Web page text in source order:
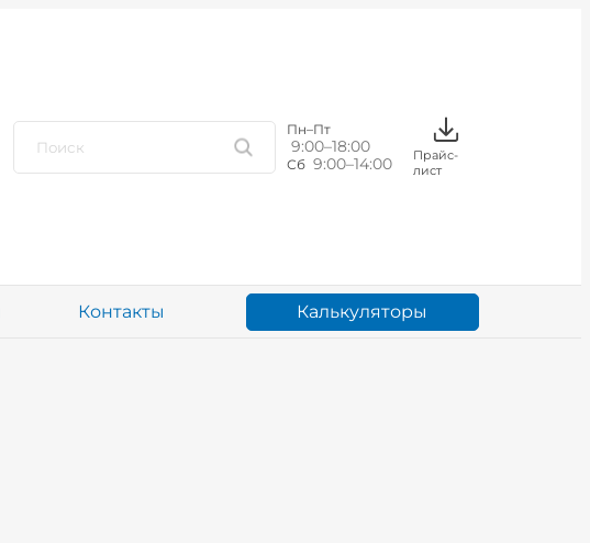
Пн–Пт
9:00–18:00
Сб 9:00–14:00
Прайс-
лист
Контакты Калькуляторы